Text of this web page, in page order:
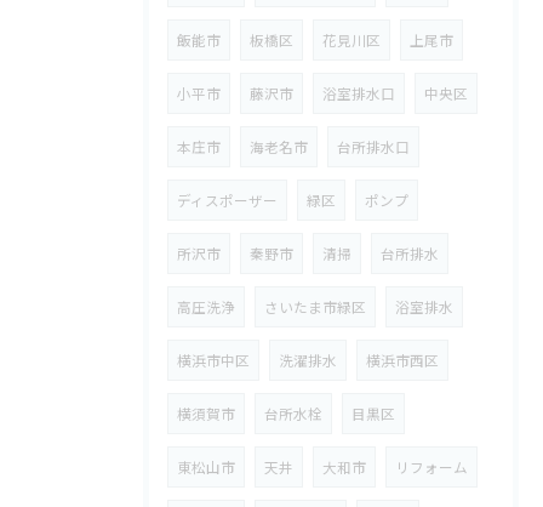
飯能市 板橋区 花見川区 上尾市
小平市 藤沢市 浴室排水口 中央区
本庄市 海老名市 台所排水口
ディスポーザー 緑区 ポンプ
所沢市 秦野市 清掃 台所排水
高圧洗浄 さいたま市緑区 浴室排水
横浜市中区 洗濯排水 横浜市西区
横須賀市 台所水栓 目黒区
東松山市 天井 大和市 リフォーム